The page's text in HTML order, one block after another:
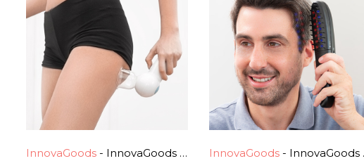
InnovaGoods - InnovaGoods terapeutisk anticellulite sugekop InnovaGoods - InnovaGoods Elektrisk Anti-hårtapssett (12 deler)